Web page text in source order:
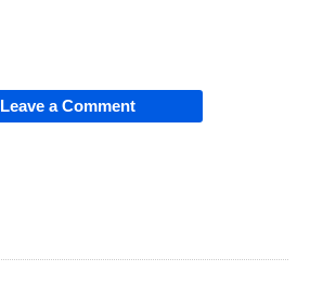
Leave a Comment